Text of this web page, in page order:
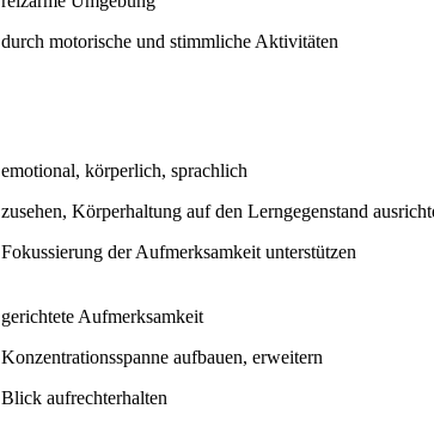
durch motorische und stimmliche Aktivitäten
emotional, körperlich, sprachlich
zusehen, Körperhaltung auf den Lerngegenstand
Fokussierung der Aufmerksamkeit unterstützen
gerichtete Aufmerksamkeit
Konzentrationsspanne aufbauen, erweitern
Blick aufrechterhalten